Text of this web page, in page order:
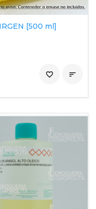
[500 ml]

favorite_border